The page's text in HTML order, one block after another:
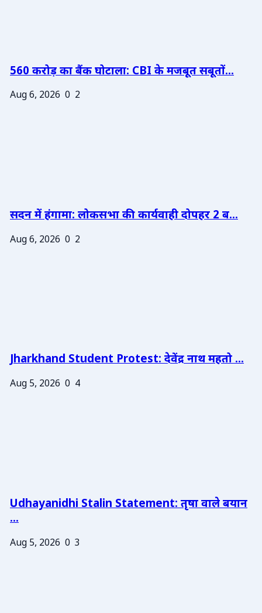
560 करोड़ का बैंक घोटाला: CBI के मजबूत सबूतों...
Aug 6, 2026 0 2
सदन में हंगामा: लोकसभा की कार्यवाही दोपहर 2 ब...
Aug 6, 2026 0 2
Jharkhand Student Protest: देवेंद्र नाथ महतो ...
Aug 5, 2026 0 4
Udhayanidhi Stalin Statement: तृषा वाले बयान
...
Aug 5, 2026 0 3